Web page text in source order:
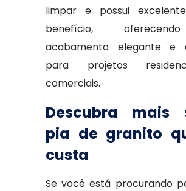
limpar e possui
benefício,
acabamento elegante e
para projetos
comerciais.
Descubra mais
pia de granito
custa
Se você está procurando